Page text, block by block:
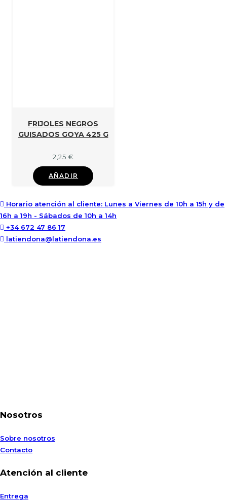
FRIJOLES NEGROS
GUISADOS GOYA 425 G
2,25 €
AÑADIR
Horario atención al cliente: Lunes a Viernes de 10h a 15h y de
16h a 19h - Sábados de 10h a 14h
+34 672 47 86 17
latiendona@latiendona.es
Nosotros
Sobre nosotros
Contacto
Atención al cliente
Entrega